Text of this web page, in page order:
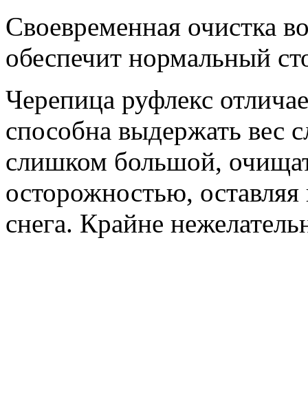
Своевременная очистка
обеспечит нормальный
Черепица руфлекс
способна выдержать вес
слишком большой,
осторожностью,
снега. Крайне